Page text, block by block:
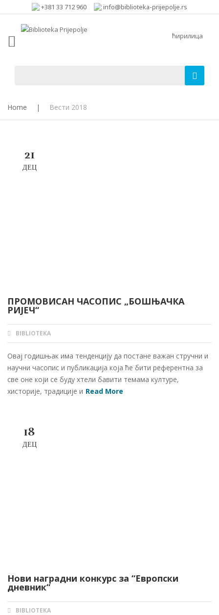
+381 33 712 960 info@biblioteka-prijepolje.rs
ћирилица
Home | Вести 2018
21
ДЕЦ
ПРОМОВИСАН ЧАСОПИС „БОШЊАЧКА
РИЈЕЧ“
AUTHOR
BIBLIOTEKA
Овај годишњак има тенденцију да постане важан стручни и
научни часопис и публикација која ће бити референтна за
све оне који се буду хтели бавити темама културе,
хисторије, традиције и Read More
18
ДЕЦ
Нови наградни конкурс за “Европски
дневник“
AUTHOR
BIBLIOTEKA